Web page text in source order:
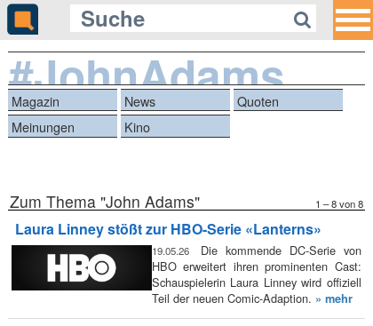
#JohnAdams
Magazin News
Quoten
Meinungen
Kino
Zum Thema "John Adams" 1 – 8 von 8
Laura Linney stößt zur HBO-Serie «Lanterns»
19.05.26
Die kommende DC-Serie von
HBO erweitert ihren prominenten Cast:
Schauspielerin Laura Linney wird offiziell
Teil der neuen Comic-Adaption. » mehr